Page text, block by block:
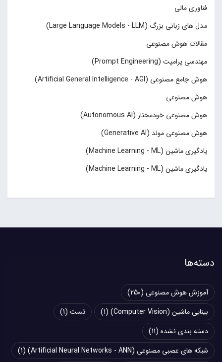
فناوری مالی
مدل های زبانی بزرگ (Large Language Models - LLM)
مقالات هوش مصنوعی
مهندسی پرامپت (Prompt Engineering)
هوش جامع مصنوعی (Artificial General Intelligence - AGI)
هوش مصنوعی
هوش مصنوعی خودمختار (Autonomous AI)
هوش مصنوعی مولد (Generative AI)
یادگیری ماشین (Machine Learning - ML)
یادگیری ماشین (Machine Learning - ML)
دسته‌ها
آموزش هوش مصنوعی (250)
بینایی ماشین (Computer Vision)
(1) تست (1)
دسته بندی نشده (11)
شبکه های عصبی مصنوعی (Artificial Neural Networks - ANN)
(1)